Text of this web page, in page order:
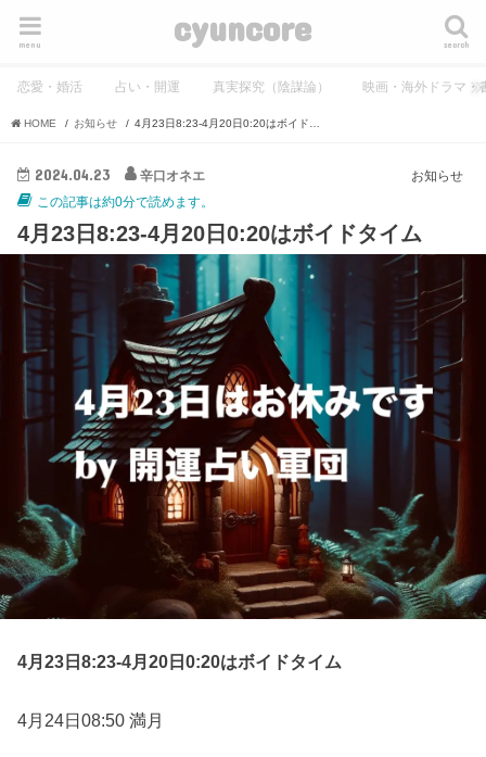
cyuncore search
menu
恋愛・婚活 占い・開運 真実探究（陰謀論） 映画・海外ドラマ・
HOME お知らせ
お知らせ
2024.04.23
辛口オネエ
この記事は約0分で読めます。
4月23日8:23-4月20日0:20はボイドタイム
4月23日8:23-4月20日0:20はボイドタイム
4月24日08:50 満月